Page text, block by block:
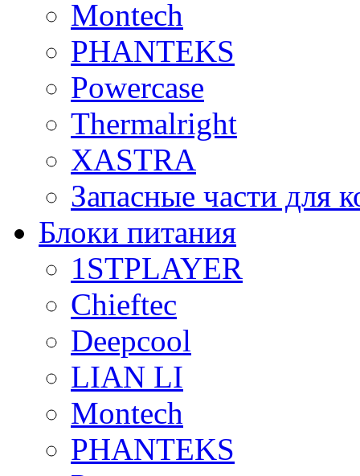
Montech
PHANTEKS
Powercase
Thermalright
XASTRA
Запасные части для
Блоки питания
1STPLAYER
Chieftec
Deepcool
LIAN LI
Montech
PHANTEKS